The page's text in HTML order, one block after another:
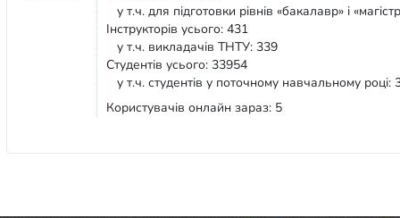
у т.ч. для підготовки рівнів «бакалавр» і
Інструкторів усього: 431
у т.ч. викладачів ТНТУ: 339
Студентів усього: 33954
у т.ч. студентів у поточному навчальному році:
Користувачів онлайн зараз: 5